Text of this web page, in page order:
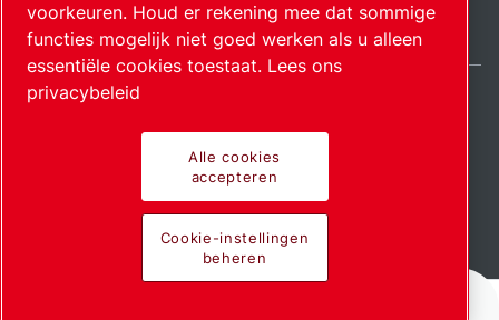
SitemapCookie-instellingen beheren© 2026 Auteursrecht.
Pionierende producten.
Gepassioneerd
toegepast.
voorkeuren. Houd er rekening mee dat sommige
functies mogelijk niet goed werken als u alleen
essentiële cookies toestaat. Lees ons
privacybeleid
Alle cookies
accepteren
Cookie-instellingen
beheren